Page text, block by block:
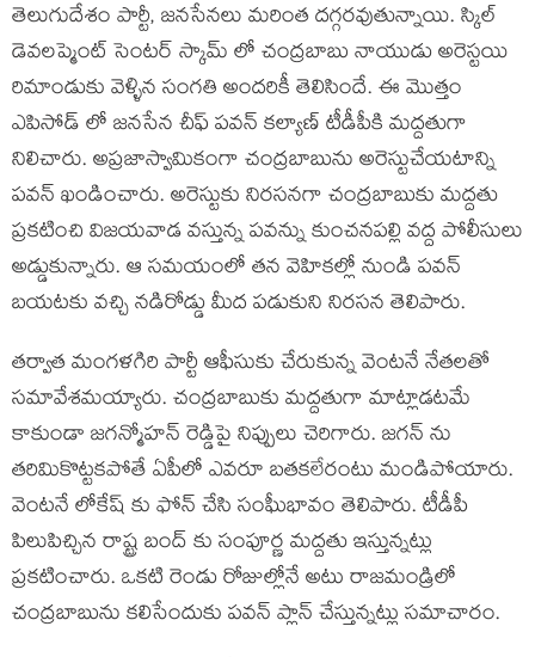
తెలుగుదేశం పార్టీ, జనసేనలు మరింత దగ్గరవుతున్నాయి. స్కిల్
డెవలప్మెంట్ సెంటర్ స్కామ్ లో చంద్రబాబు నాయుడు అరెస్టయి
రిమాండుకు వెళ్ళిన సంగతి అందరికీ తెలిసిందే. ఈ మొత్తం
ఎపిసోడ్ లో జనసేన చీఫ్ పవన్ కల్యాణ్ టీడీపీకి మద్దతుగా
నిలిచారు. అప్రజాస్వామికంగా చంద్రబాబును అరెస్టుచేయటాన్ని
పవన్ ఖండించారు. అరెస్టుకు నిరసనగా చంద్రబాబుకు మద్దతు
ప్రకటించి విజయవాడ వస్తున్న పవన్ను కుంచనపల్లి వద్ద పోలీసులు
అడ్డుకున్నారు. ఆ సమయంలో తన వెహికల్లో నుండి పవన్
బయటకు వచ్చి నడిరోడ్డు మీద పడుకుని నిరసన తెలిపారు.
తర్వాత మంగళగిరి పార్టీ ఆఫీసుకు చేరుకున్న వెంటనే నేతలతో
సమావేశమయ్యారు. చంద్రబాబుకు మద్దతుగా మాట్లాడటమే
కాకుండా జగన్మోహన్ రెడ్డిపై నిప్పులు చెరిగారు. జగన్ ను
తరిమికొట్టకపోతే ఏపీలో ఎవరూ బతకలేరంటు మండిపోయారు.
వెంటనే లోకేష్ కు ఫోన్ చేసి సంఘీభావం తెలిపారు. టీడీపీ
పిలుపిచ్చిన రాష్ట్ర బంద్ కు సంపూర్ణ మద్దతు ఇస్తున్నట్లు
ప్రకటించారు. ఒకటి రెండు రోజుల్లోనే అటు రాజమండ్రిలో
చంద్రబాబును కలిసేందుకు పవన్ ప్లాన్ చేస్తున్నట్లు సమాచారం.